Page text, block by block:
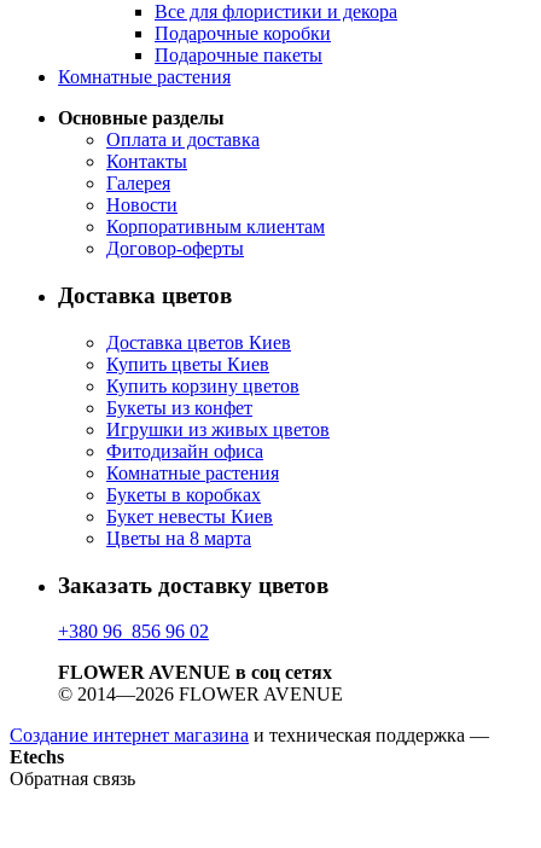
Все для флористики и декора
Подарочные коробки
Подарочные пакеты
Комнатные растения
Основные разделы
Оплата и доставка
Контакты
Галерея
Новости
Корпоративным клиентам
Договор-оферты
Доставка цветов
Доставка цветов Киев
Купить цветы Киев
Купить корзину цветов
Букеты из конфет
Игрушки из живых цветов
Фитодизайн офиса
Комнатные растения
Букеты в коробках
Букет невесты Киев
Цветы на 8 марта
Заказать доставку цветов
+380 96 856 96 02
FLOWER AVENUE в соц сетях
© 2014—2026 FLOWER AVENUE
Создание интернет магазина и техническая поддержка —
Etechs
Обратная связь